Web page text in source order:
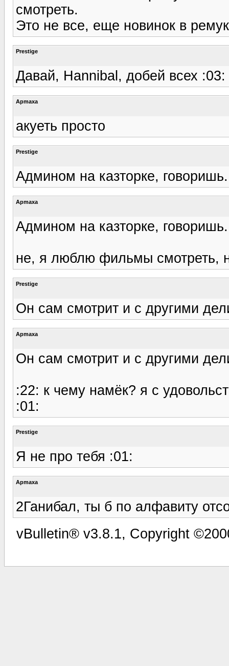
смотреть.
Это не все, еще новинок в
Prestige
Давай, Нannibal, добей всех :03:
Apmaxa
акуеть просто
Prestige
Админом на казторке,
Apmaxa
Админом на казторке,
не, я люблю фильмы смотреть,
Prestige
Он сам смотрит и с другими
Apmaxa
Он сам смотрит и с другими
:22: к чему намёк? я с
:01:
Prestige
Я не про тебя :01:
Apmaxa
2Ганибал, ты б по алфавиту
vBulletin® v3.8.1, Copyright